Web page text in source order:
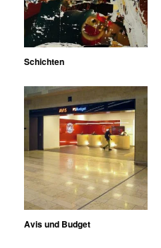
Schichten
Avis und Budget